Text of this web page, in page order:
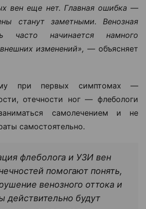
вен еще нет. Главная ошибка —
станут заметными. Венозная
часто начинается намного
изменений», — объясняет
при первых симптомах —
отечности ног — флебологи
самолечением и не
самостоятельно.
флеболога и УЗИ вен
помогают понять,
венозного оттока и
действительно будут